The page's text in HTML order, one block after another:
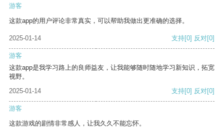
游客
这款app的用户评论非常真实，可以帮助我做出更准确的选择。
2025-01-14 支持[0] 反对[0]
游客
这款app是我学习路上的良师益友，让我能够随时随地学习新知识，拓宽
视野。
2025-01-14
支持[0] 反对[0]
游客
这款游戏的剧情非常感人，让我久久不能忘怀。